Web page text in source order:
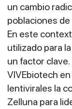
un cambio
poblaciones
En este
utilizado para
un factor
VIVEbiotech
lentivirales la
Zelluna para